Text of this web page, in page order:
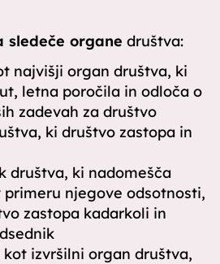
organe društva:
najvišji organ društva, ki
letna poročila in odloča o
zadevah za društvo
ki društvo zastopa in
društva, ki nadomešča
primeru njegove odsotnosti,
zastopa kadarkoli in
izvršilni organ društva,